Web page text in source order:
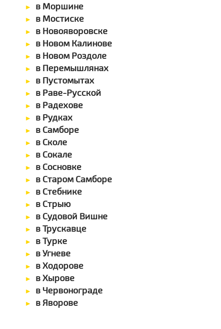
в Моршине
в Мостиске
в Новояворовске
в Новом Калинове
в Новом Роздоле
в Перемышлянах
в Пустомытах
в Раве-Русской
в Радехове
в Рудках
в Самборе
в Сколе
в Сокале
в Сосновке
в Старом Самборе
в Стебнике
в Стрыю
в Судовой Вишне
в Трускавце
в Турке
в Угневе
в Ходорове
в Хырове
в Червонограде
в Яворове